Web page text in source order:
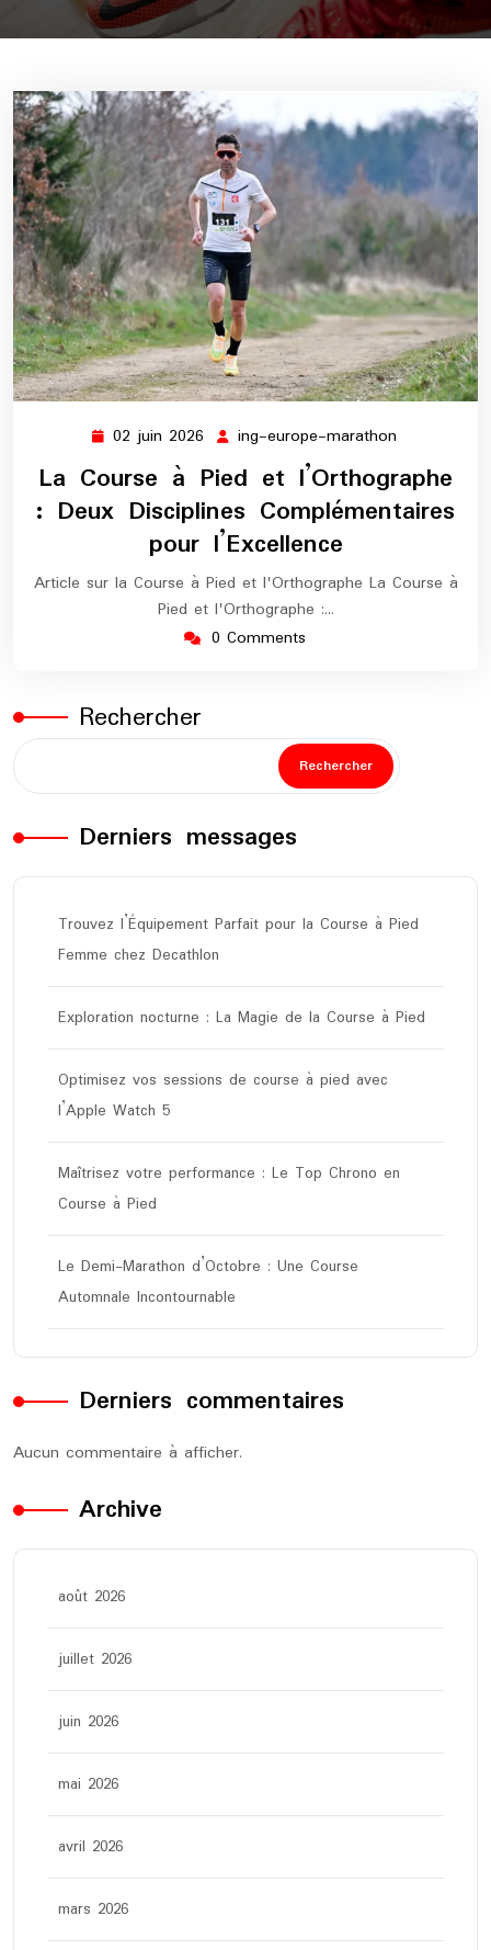
02 juin 2026 02
juin
2026
ing-europe-marathon
europe-
marathon
La Course à Pied et l’Orthographe
: Deux Disciplines Complémentaires
pour l’Excellence
Article sur la Course à Pied et l'Orthographe La Course à
Pied et l'Orthographe :…
0 Comments
Rechercher
Rechercher
Derniers messages
Trouvez l’Équipement Parfait pour la Course à Pied
Femme chez Decathlon
Exploration nocturne : La Magie de la Course à Pied
Optimisez vos sessions de course à pied avec
l’Apple Watch 5
Maîtrisez votre performance : Le Top Chrono en
Course à Pied
Le Demi-Marathon d’Octobre : Une Course
Automnale Incontournable
Derniers commentaires
Aucun commentaire à afficher.
Archive
août 2026
juillet 2026
juin 2026
mai 2026
avril 2026
mars 2026